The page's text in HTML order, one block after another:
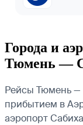
Города и
Тюмень —
Рейсы Тюмень —
прибытием в
аэропорт